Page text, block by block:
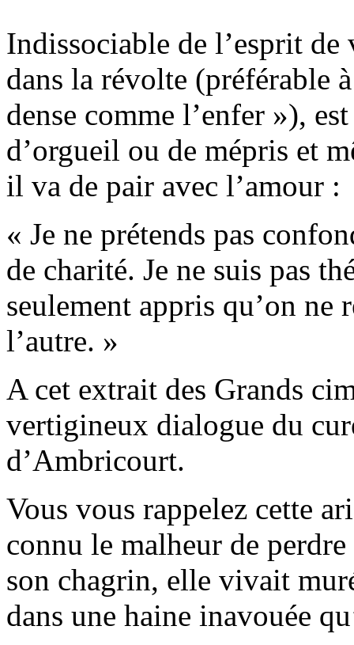
Indissociable de l’esprit de
dans la révolte (préférable
dense comme l’enfer »),
d’orgueil ou de mépris et
il va de pair avec l’amour :
« Je ne prétends pas
de charité. Je ne suis pas
seulement appris qu’on ne
l’autre. »
A cet extrait des Grands
vertigineux dialogue du
d’Ambricourt.
Vous vous rappelez cette
connu le malheur de
son chagrin, elle vivait
dans une haine inavouée